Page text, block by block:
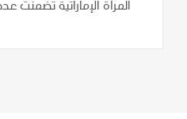
المرأة الإماراتية تضمنت